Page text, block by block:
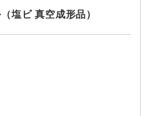
塩ビ 真空成形品）